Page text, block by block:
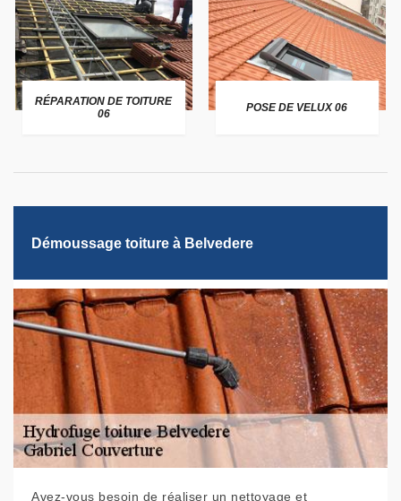
RÉPARATION DE TOITURE
06
POSE DE VELUX 06
Démoussage toiture à Belvedere
Avez-vous besoin de réaliser un nettoyage et